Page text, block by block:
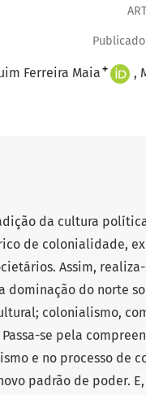
Ferreira Maia +
da cultura
de colonialidade,
Assim,
do norte
colonialismo,
se pela
e no processo de
padrão de poder.